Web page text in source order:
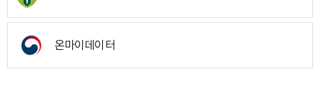
온마이데이터